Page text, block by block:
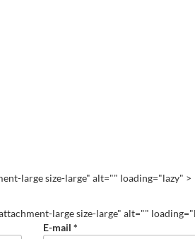
large size-large" alt="" loading="lazy" >
large size-large" alt=""
E-mail *